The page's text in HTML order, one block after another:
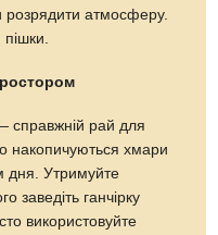
розрядити атмосферу.
справжній рай для
накопичуються хмари
дня. Утримуйте
заведіть ганчірку
використовуйте